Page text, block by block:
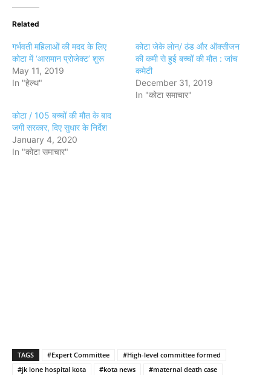
Related
गर्भवती महिलाओं की मदद के लिए
कोटा में ‘आसमान प्रोजेक्ट’ शुरू
May 11, 2019
In "हेल्थ"
कोटा जेके लाेन/ ठंड और ऑक्सीजन
की कमी से हुई बच्चों की मौत : जांच
कमेटी
December 31, 2019
In "कोटा समाचार"
कोटा / 105 बच्चों की मौत के बाद
जगी सरकार, दिए सुधार के निर्देश
January 4, 2020
In "कोटा समाचार"
TAGS #Expert Committee
#High-level committee formed
#jk lone hospital kota
#kota news
#maternal death case